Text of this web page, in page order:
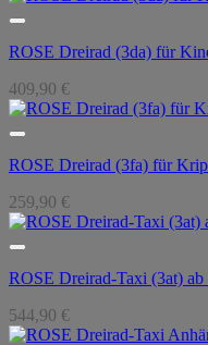
ROSE Dreirad (3da) für
409,90 €
ROSE Dreirad (3fa) für
259,90 €
ROSE Dreirad-Taxi (3at) ab
544,90 €